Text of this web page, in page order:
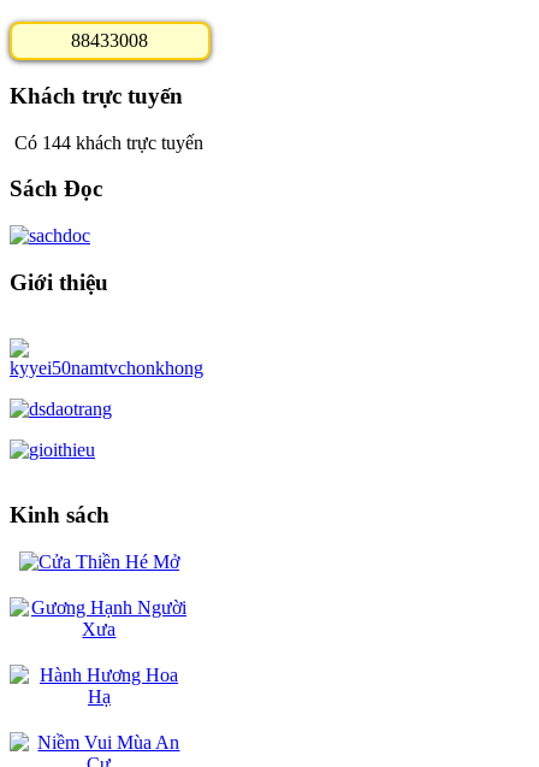
88433008
Khách trực tuyến
Có 144 khách trực tuyến
Sách Đọc
Giới thiệu
Kinh sách